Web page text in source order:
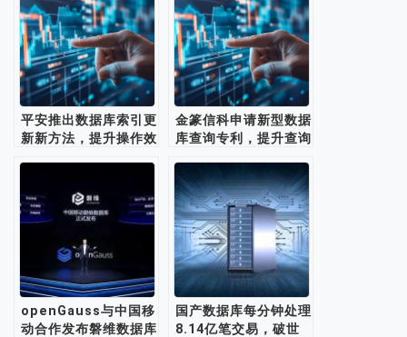
平安推出数据库索引更
新新方法，提升操作效
金篆信科申请新型数据
库查询专利，提升查询
openGauss与中国移
动合作发布磐维数据库
国产数据库每分钟处理
8.14亿笔交易，破世